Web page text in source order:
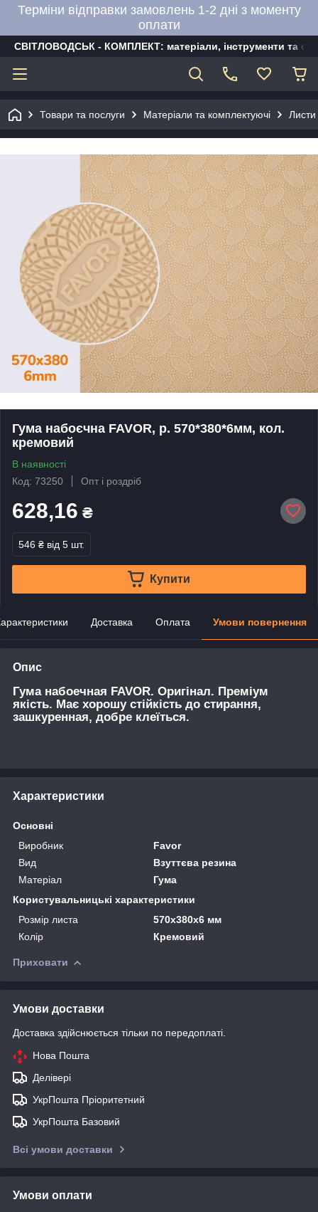
Терміни відправки замовлень 1-2 дні з моменту
оплати
СВІТЛОВОДСЬК - КОМПЛЕКТ: матеріали, інструменти та
Товари та послуги Матеріали та комплектуючі
Гума набоєчна FAVOR, р. 570*380*6мм, кол.
кремовий
В наявності
Код: 73250
Опт і роздріб
628,16 ₴
546 ₴ від 5 шт.
Купити
Доставка Оплата Умови повернення
Опис
Гума набоечная FAVOR. Оригінал. Преміум
якість. Має хорошу стійкість до стирання,
зашкуренная, добре клеїться.
Характеристики
Основні
Виробник
Favor
Вид
Взуттєва резина
Матеріал
Гума
Користувальницькі характеристики
Розмір листа
570х380х6 мм
Колір
Кремовий
Приховати
Умови доставки
Доставка здійснюється тільки по передоплаті.
Нова Пошта
Делівері
УкрПошта Пріоритетний
УкрПошта Базовий
Всі умови доставки
Умови оплати